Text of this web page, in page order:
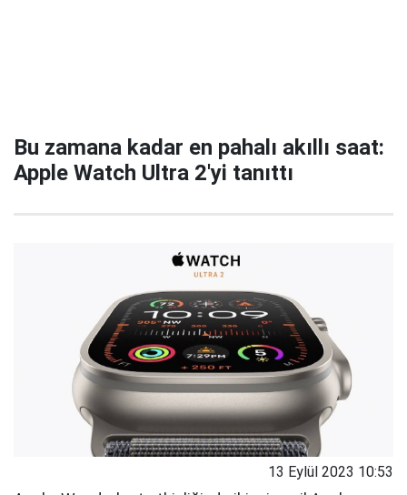
Bu zamana kadar en pahalı akıllı saat:
Apple Watch Ultra 2'yi tanıttı
13 Eylül 2023 10:53